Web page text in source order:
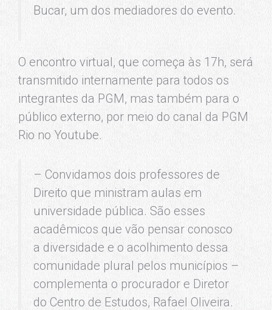
Bucar, um dos mediadores do evento.
O encontro virtual, que começa às 17h, será
transmitido internamente para todos os
integrantes da PGM, mas também para o
público externo, por meio do canal da PGM
Rio no Youtube.
– Convidamos dois professores de
Direito que ministram aulas em
universidade pública. São esses
acadêmicos que vão pensar conosco
a diversidade e o acolhimento dessa
comunidade plural pelos municípios –
complementa o procurador e Diretor
do Centro de Estudos, Rafael Oliveira.